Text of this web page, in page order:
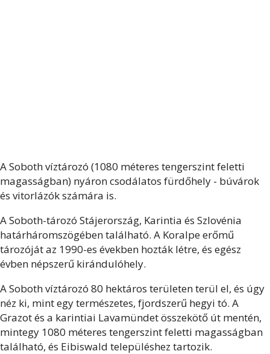
A Soboth víztározó (1080 méteres tengerszint feletti
magasságban) nyáron csodálatos fürdőhely - búvárok
és vitorlázók számára is.
A Soboth-tározó Stájerország, Karintia és Szlovénia
határháromszögében található. A Koralpe erőmű
tározóját az 1990-es években hozták létre, és egész
évben népszerű kirándulóhely.
A Soboth víztározó 80 hektáros területen terül el, és úgy
néz ki, mint egy természetes, fjordszerű hegyi tó. A
Grazot és a karintiai Lavamündet összekötő út mentén,
mintegy 1080 méteres tengerszint feletti magasságban
található, és Eibiswald településhez tartozik.